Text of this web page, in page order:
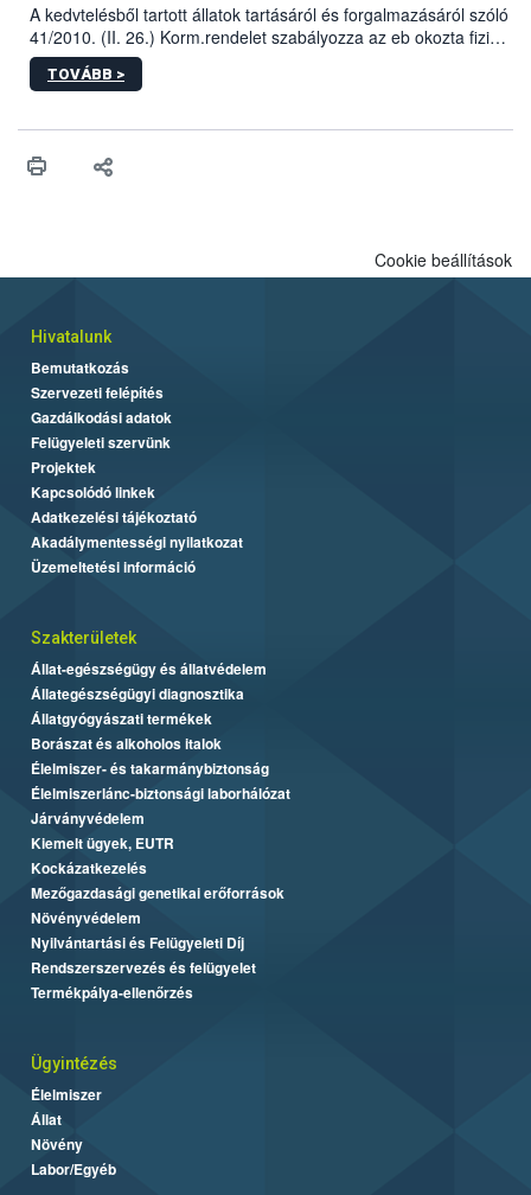
A kedvtelésből tartott állatok tartásáról és forgalmazásáról szóló
41/2010. (II. 26.) Korm.rendelet szabályozza az eb okozta fizikai
sérülés, illetve ennek veszélye keletkezésekor felmerülő
hatósági feladatokat, valamint a veszélyes eb tartását és annak
vonni az ebek viselkedésének megítélésében jártas szakértőt.
TOVÁBB >
Cookie beállítások
Hivatalunk
Bemutatkozás
Szervezeti felépítés
Gazdálkodási adatok
Felügyeleti szervünk
Projektek
Kapcsolódó linkek
Adatkezelési tájékoztató
Akadálymentességi nyilatkozat
Üzemeltetési információ
Szakterületek
Állat-egészségügy és állatvédelem
Állategészségügyi diagnosztika
Állatgyógyászati termékek
Borászat és alkoholos italok
Élelmiszer- és takarmánybiztonság
Élelmiszerlánc-biztonsági laborhálózat
Járványvédelem
Kiemelt ügyek, EUTR
Kockázatkezelés
Mezőgazdasági genetikai erőforrások
Növényvédelem
Nyilvántartási és Felügyeleti Díj
Rendszerszervezés és felügyelet
Termékpálya-ellenőrzés
Ügyintézés
Élelmiszer
Állat
Növény
Labor/Egyéb